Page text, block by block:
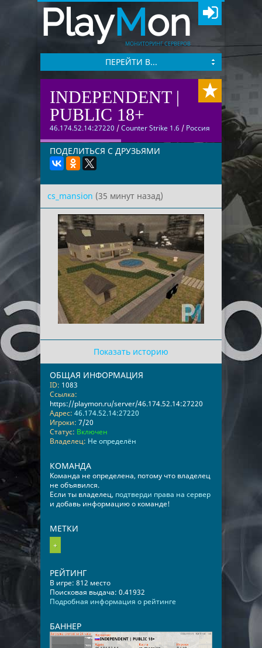
PlayMon
МОНИТОРИНГ СЕРВЕРОВ
ПЕРЕЙТИ В...
INDEPENDENT |
PUBLIC 18+
46.174.52.14:27220 /Counter Strike 1.6 / Россия
ПОДЕЛИТЬСЯ С ДРУЗЬЯМИ
cs_mansion (35 минут назад)
Показать историю
ОБЩАЯ ИНФОРМАЦИЯ
ID: 1083
Ссылка:
https://playmon.ru/server/46.174.52.14:27220
Адрес: 46.174.52.14:27220
Игроки: 7/20
Статус: Включен
Владелец: Не определён
КОМАНДА
Команда не определена, потому что владелец
не объявился.
Если ты владелец, подтверди права на сервер
и добавь информацию о команде!
МЕТКИ
+
РЕЙТИНГ
В игре: 812 место
Поисковая выдача: 0.41932
Подробная информация о рейтинге
БАННЕР